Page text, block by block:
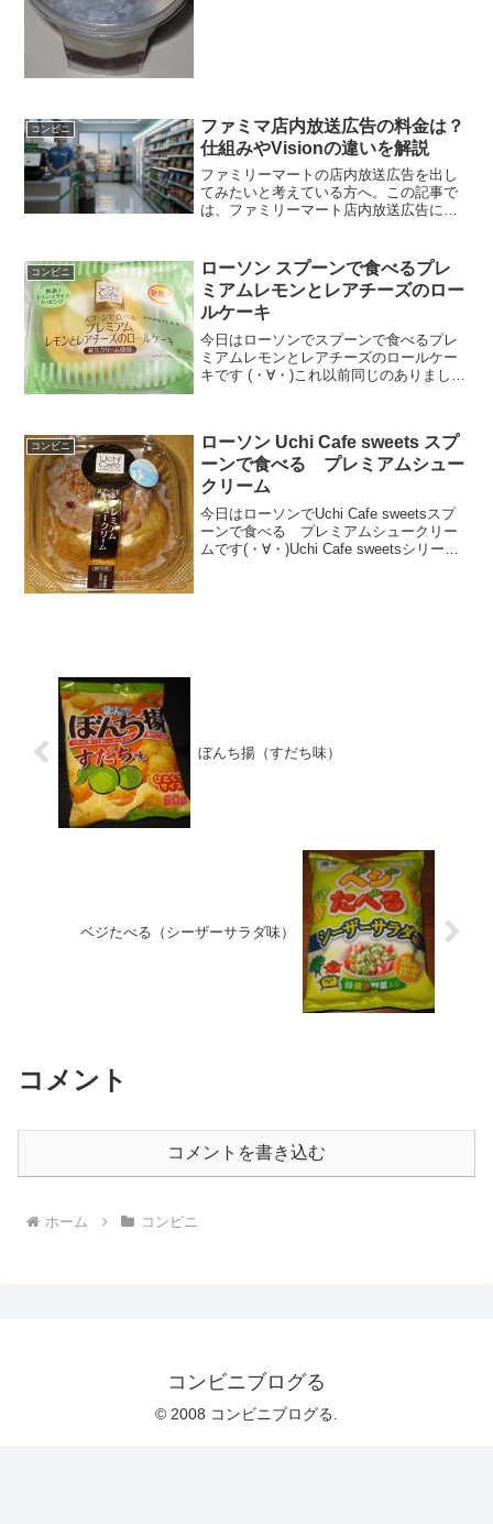
コンビニ
ファミマ店内放送広告の料金は？
仕組みやVisionの違いを解説
ファミリーマートの店内放送広告を出し
てみたいと考えている方へ。この記事で
は、ファミリーマート店内放送広告にか
すく解説します。地域限定の安価なプラ
ンからタレント起用の番組戦略まで、最
新情報をまとめました。
コンビニ
ローソン スプーンで食べるプレ
ミアムレモンとレアチーズのロー
ルケーキ
今日はローソンでスプーンで食べるプレ
ミアムレモンとレアチーズのロールケー
キです (・∀・)これ以前同じのありまし
★★★★☆...
コンビニ
ローソン Uchi Cafe sweets スプ
ーンで食べる プレミアムシュー
クリーム
今日はローソンでUchi Cafe sweetsスプ
ーンで食べる プレミアムシュークリー
ムです(・∀・)Uchi Cafe sweetsシリーズ
ぼんち揚（すだち味）
ベジたべる（シーザーサラダ味）
コメント
コメントを書き込む
ホーム コンビニ
コンビニブログる
© 2008 コンビニブログる.